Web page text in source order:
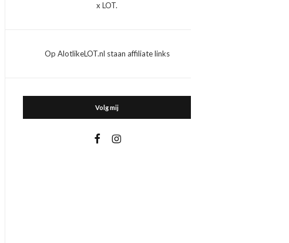
x LOT.
Op AlotlikeLOT.nl staan affiliate links
Volg mij